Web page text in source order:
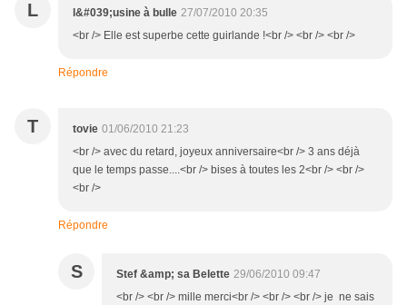
L l&#039;usine à bulle 27/07/2010 20:35
<br /> Elle est superbe cette guirlande !<br /> <br /> <br />
Répondre
T tovie 01/06/2010 21:23
<br /> avec du retard, joyeux anniversaire<br /> 3 ans déjà
que le temps passe....<br /> bises à toutes les 2<br /> <br />
<br />
Répondre
S Stef &amp; sa Belette 29/06/2010 09:47
<br /> <br /> mille merci<br /> <br /> <br /> je ne sais